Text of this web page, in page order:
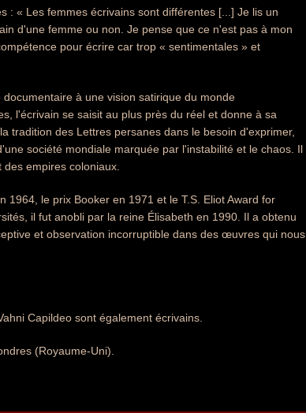
: « Les femmes écrivains sont différentes [...] Je lis un
d'une femme ou non. Je pense que ce n'est pas à mon
pour écrire car trop « sentimentales » et
à une vision satirique du monde
l'écrivain se saisit au plus près du réel et donne à sa
tradition des Lettres persanes dans le besoin d'exprimer,
société mondiale marquée par l'instabilité et le chaos. Il
empires coloniaux.
le prix Booker en 1971 et le T.S. Eliot Award for
il fut anobli par la reine Élisabeth en 1990. Il a obtenu
et observation incorruptible dans des œuvres qui nous
Capildeo sont également écrivains.
(Royaume-Uni).